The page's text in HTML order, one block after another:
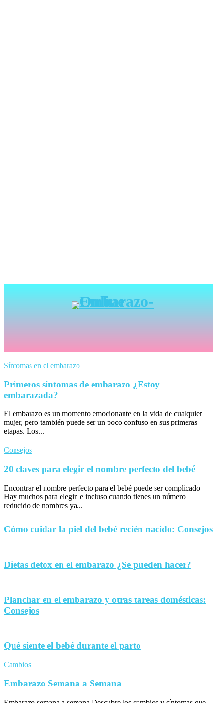
Síntomas en el embarazo
Primeros síntomas de embarazo ¿Estoy
embarazada?
El embarazo es un momento emocionante en la vida de cualquier
mujer, pero también puede ser un poco confuso en sus primeras
etapas. Los...
Consejos
20 claves para elegir el nombre perfecto del bebé
Encontrar el nombre perfecto para el bebé puede ser complicado.
Hay muchos para elegir, e incluso cuando tienes un número
reducido de nombres ya...
Cómo cuidar la piel del bebé recién nacido: Consejos
Dietas detox en el embarazo ¿Se pueden hacer?
Planchar en el embarazo y otras tareas domésticas:
Consejos
Qué siente el bebé durante el parto
Cambios
Embarazo Semana a Semana